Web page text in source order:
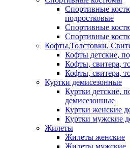
Спортивные
подростковые
Спортивные
Спортивные
Кофты,Толстовки,
Кофты детские,
Кофты, свитера,
Кофты, свитера,
Куртки демисезонные
Куртки детские,
демисезонные
Куртки женские
Куртки мужские
Жилеты
Жилеты женские